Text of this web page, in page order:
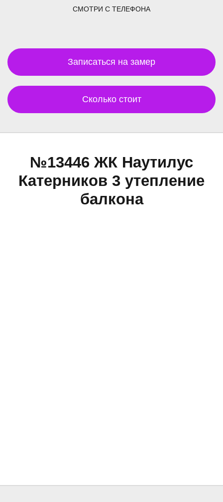
СМОТРИ С ТЕЛЕФОНА
Записаться на замер
Сколько стоит
№13446 ЖК Наутилус
Катерников 3 утепление
балкона